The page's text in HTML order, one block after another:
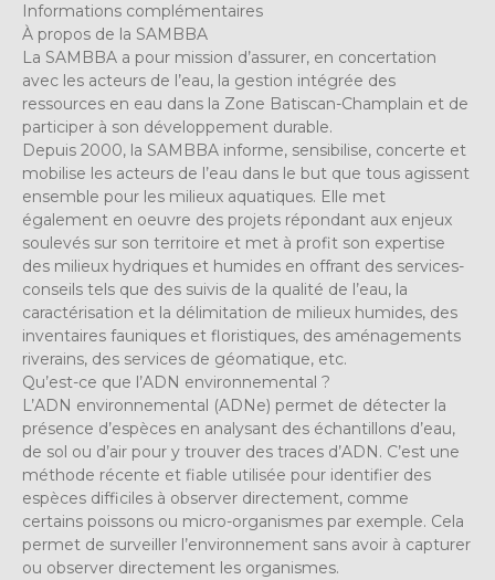
Informations complémentaires
À propos de la SAMBBA
La SAMBBA a pour mission d’assurer, en concertation
avec les acteurs de l’eau, la gestion intégrée des
ressources en eau dans la Zone Batiscan-Champlain et de
participer à son développement durable.
Depuis 2000, la SAMBBA informe, sensibilise, concerte et
mobilise les acteurs de l’eau dans le but que tous agissent
ensemble pour les milieux aquatiques. Elle met
également en oeuvre des projets répondant aux enjeux
soulevés sur son territoire et met à profit son expertise
des milieux hydriques et humides en offrant des services-
conseils tels que des suivis de la qualité de l’eau, la
caractérisation et la délimitation de milieux humides, des
inventaires fauniques et floristiques, des aménagements
riverains, des services de géomatique, etc.
Qu’est-ce que l’ADN environnemental ?
L’ADN environnemental (ADNe) permet de détecter la
présence d’espèces en analysant des échantillons d’eau,
de sol ou d’air pour y trouver des traces d’ADN. C’est une
méthode récente et fiable utilisée pour identifier des
espèces difficiles à observer directement, comme
certains poissons ou micro-organismes par exemple. Cela
permet de surveiller l’environnement sans avoir à capturer
ou observer directement les organismes.